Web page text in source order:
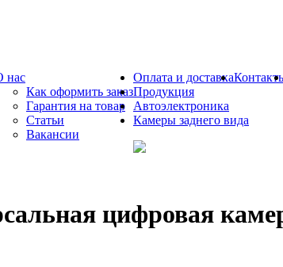
нас
Как оформить заказ
Гарантия на товар
Статьи
Вакансии
Оплата и доставка
Продукция
Автоэлектроника
Камеры заднего вида
цифровая